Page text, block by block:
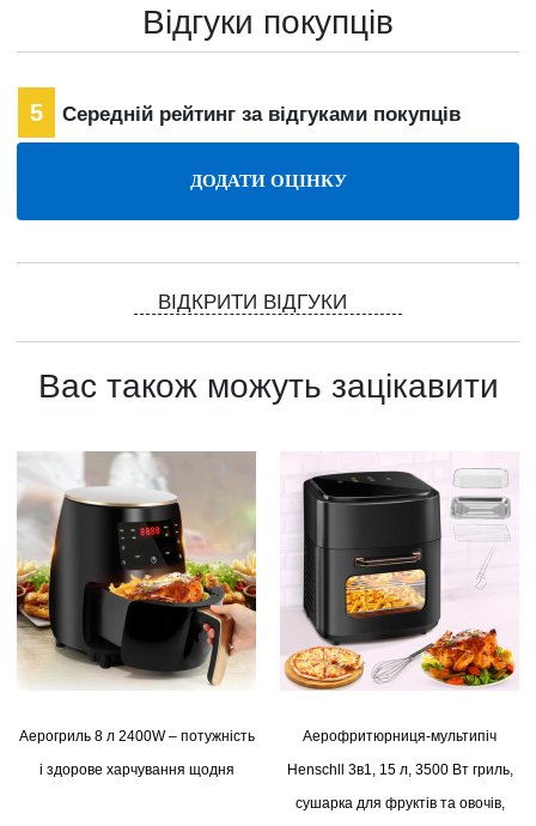
Відгуки покупців
5 Середній рейтинг за відгуками покупців
ВІДКРИТИ ВІДГУКИ
Вас також можуть зацікавити
Аерогриль 8 л 2400W – потужність
і здорове харчування щодня
Аерофритюрниця-мультипіч
Henschll 3в1, 15 л, 3500 Вт гриль,
сушарка для фруктів та овочів,